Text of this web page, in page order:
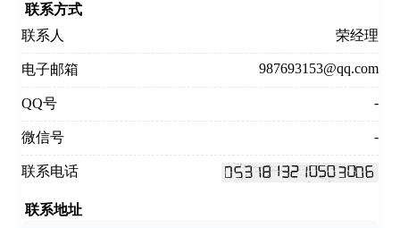
联系方式
联系人
荣经理
电子邮箱 987693153@qq.com
QQ号 -
微信号 -
联系电话
联系地址